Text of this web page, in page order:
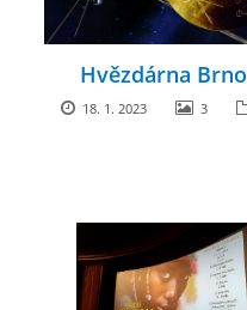
Hvězdárna Brno
18. 1. 2023 3